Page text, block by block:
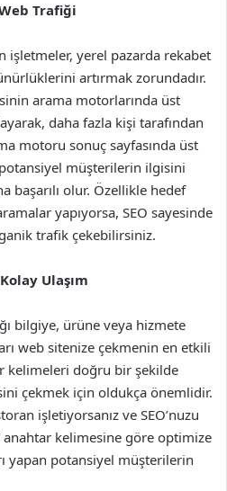
Trafiği
işletmeler, yerel pazarda rekabet
artırmak zorundadır.
arama motorlarında üst
daha fazla kişi tarafından
motoru sonuç sayfasında üst
müşterilerin ilgisini
başarılı olur. Özellikle hedef
yapıyorsa, SEO sayesinde
trafik çekebilirsiniz.
Ulaşım
bilgiye, ürüne veya hizmete
web sitenize çekmenin en etkili
kelimeleri doğru bir şekilde
çekmek için oldukça önemlidir.
işletiyorsanız ve SEO’nuzu
anahtar kelimesine göre optimize
yapan potansiyel müşterilerin